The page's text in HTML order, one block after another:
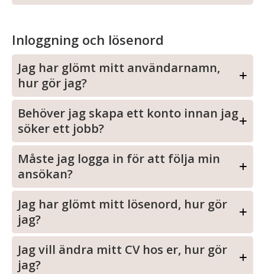
Inloggning och lösenord
Jag har glömt mitt användarnamn,
hur gör jag?
Behöver jag skapa ett konto innan jag
söker ett jobb?
Måste jag logga in för att följa min
ansökan?
Jag har glömt mitt lösenord, hur gör
jag?
Jag vill ändra mitt CV hos er, hur gör
jag?